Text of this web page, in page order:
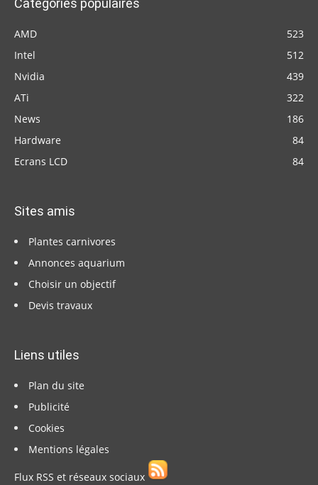
Catégories populaires
AMD
523
Intel
512
Nvidia
439
ATi
322
News
186
Hardware
84
Ecrans LCD
84
Sites amis
Plantes carnivores
Annonces aquarium
Choisir un objectif
Devis travaux
Liens utiles
Plan du site
Publicité
Cookies
Mentions légales
Flux RSS et réseaux sociaux